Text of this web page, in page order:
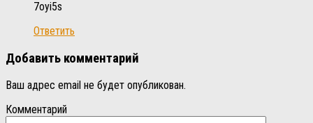
7oyi5s
Ответить
Добавить комментарий
Ваш адрес email не будет опубликован.
Комментарий